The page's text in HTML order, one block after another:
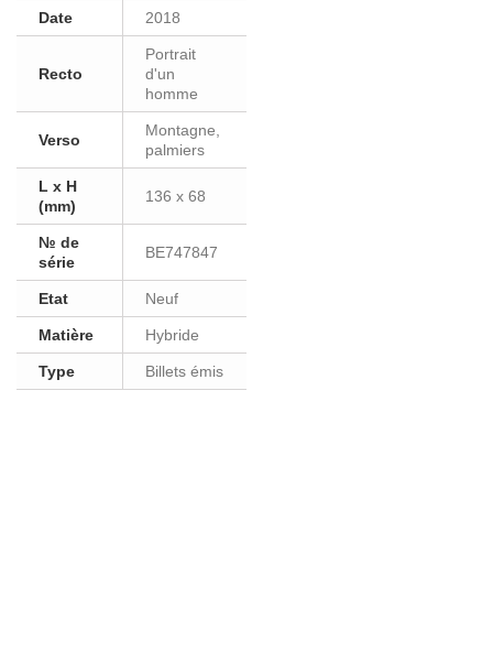
Date 2018
Recto
Portrait
d'un
homme
Verso
Montagne,
palmiers
L x H
(mm)
136 x 68
№ de
série
BE747847
Etat Neuf
Matière Hybride
Type Billets émis